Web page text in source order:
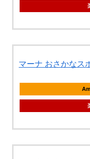
マーナ おさかなス